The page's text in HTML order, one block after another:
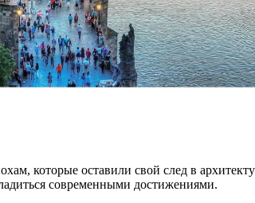
которые оставили свой след в
современными достижениями.